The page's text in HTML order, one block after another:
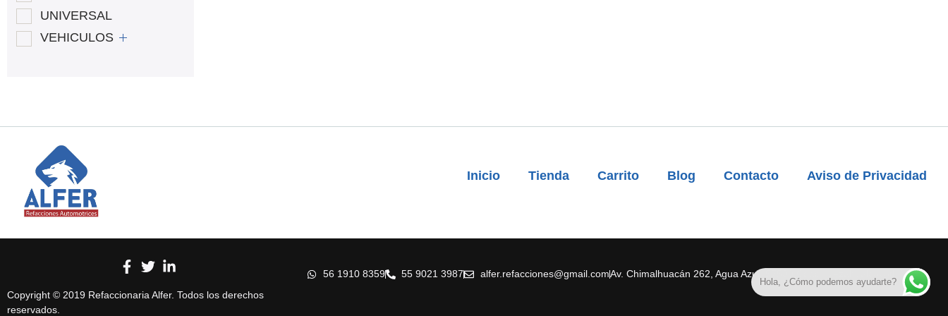
UNIVERSAL
VEHICULOS
Inicio Tienda Carrito Blog Contacto Aviso de Privacidad
Copyright © 2019 Refaccionaria Alfer. Todos los derechos
reservados.
56 1910 8359 55 9021 3987 alfer.refacciones@gmail.comAv. Chimalhuacán 262, Agua Azul, 57500 Cdad. Nezahualcóyotl, Méx.
Hola, ¿Cómo podemos ayudarte?